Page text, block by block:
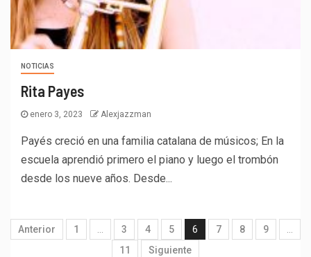
NOTICIAS
Rita Payes
enero 3, 2023 Alexjazzman
Payés creció en una familia catalana de músicos; En la
escuela aprendió primero el piano y luego el trombón
desde los nueve años. Desde...
Anterior 1 … 3 4 5 6 7 8 9
…
11
Siguiente